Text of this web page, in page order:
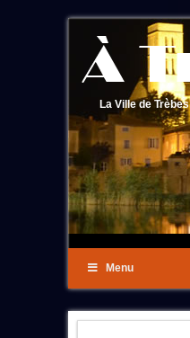
La Ville de
Menu